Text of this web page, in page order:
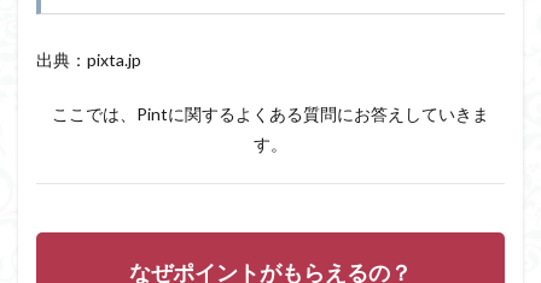
出典：pixta.jp
ここでは、Pintに関するよくある質問にお答えしていきま
す。
なぜポイントがもらえるの？